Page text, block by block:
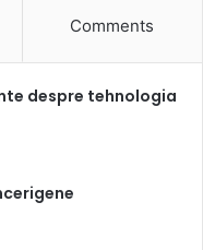
Comments
despre tehnologia